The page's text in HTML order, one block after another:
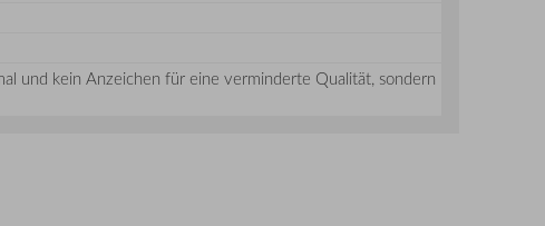
und kein Anzeichen für eine verminderte Qualität, sondern